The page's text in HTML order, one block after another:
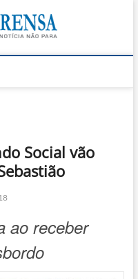
SÃO SEBASTIÃO,
Social vão
ao receber